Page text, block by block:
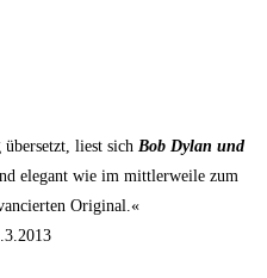
liest sich Bob Dylan und
elegant wie im mittlerweile zum
Original.«